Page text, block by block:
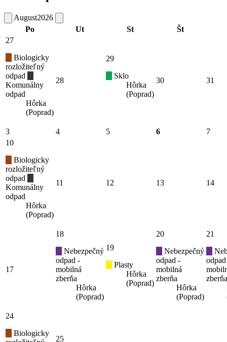
August2026
Po
Ut St Št
27
Biologicky
rozložiteľný
odpad
Komunálny
odpad
Hôrka
(Poprad)
28
29
Sklo
Hôrka
(Poprad)
30 31
3 4 5 6
7
10
Biologicky
rozložiteľný
odpad
Komunálny
odpad
Hôrka
(Poprad)
11 12 13 14
17
18
Nebezpečný
odpad -
mobilná
zberňa
Hôrka
(Poprad)
19
Plasty
Hôrka
(Poprad)
20
Nebezpečný
odpad -
mobilná
zberňa
Hôrka
(Poprad)
21
zberňa
24
Biologicky
25